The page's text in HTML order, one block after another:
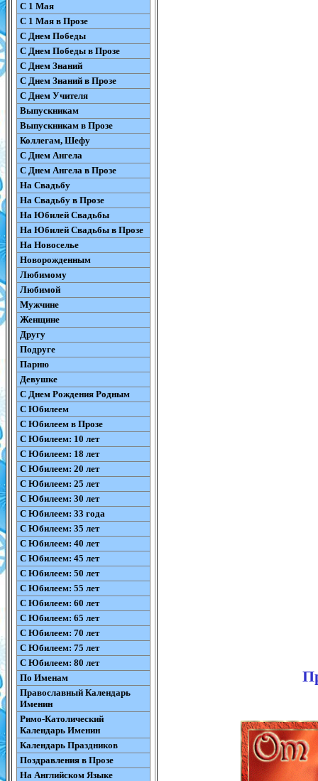
С 1 Мая
С 1 Мая в Прозе
С Днем Победы
С Днем Победы в Прозе
С Днем Знаний
С Днем Знаний в Прозе
С Днем Учителя
Выпускникам
Выпускникам в Прозе
Коллегам, Шефу
С Днем Ангела
С Днем Ангела в Прозе
На Свадьбу
На Свадьбу в Прозе
На Юбилей Свадьбы
На Юбилей Свадьбы в Прозе
На Новоселье
Новорожденным
Любимому
Любимой
Мужчине
Женщине
Другу
Подруге
Парню
Девушке
С Днем Рождения Родным
С Юбилеем
С Юбилеем в Прозе
С Юбилеем: 10 лет
С Юбилеем: 18 лет
С Юбилеем: 20 лет
С Юбилеем: 25 лет
С Юбилеем: 30 лет
С Юбилеем: 33 года
С Юбилеем: 35 лет
С Юбилеем: 40 лет
С Юбилеем: 45 лет
С Юбилеем: 50 лет
С Юбилеем: 55 лет
С Юбилеем: 60 лет
С Юбилеем: 65 лет
С Юбилеем: 70 лет
С Юбилеем: 75 лет
С Юбилеем: 80 лет
По Именам
Православный Календарь
Именин
Римо-Католический
Календарь Именин
Календарь Праздников
Поздравления в Прозе
На Английском Языке